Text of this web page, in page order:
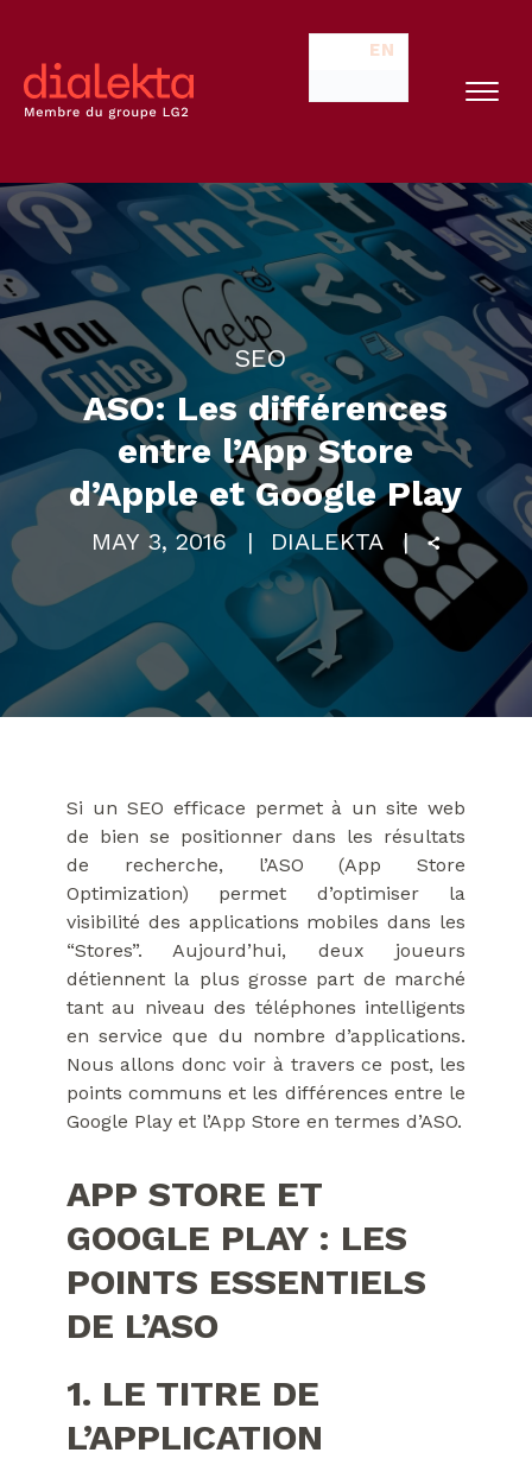
EN
SEO
ASO: Les différences
entre l’App Store
d’Apple et Google Play
MAY 3, 2016 DIALEKTA
Si un SEO efficace permet à un site web
de bien se positionner dans les résultats
de recherche, l’ASO (App Store
Optimization) permet d’optimiser la
visibilité des applications mobiles dans les
“Stores”. Aujourd’hui, deux joueurs
détiennent la plus grosse part de marché
tant au niveau des téléphones intelligents
en service que du nombre d’applications.
Nous allons donc voir à travers ce post, les
points communs et les différences entre le
Google Play et l’App Store en termes d’ASO.
APP STORE ET
GOOGLE PLAY : LES
POINTS ESSENTIELS
DE L’ASO
1. LE TITRE DE
L’APPLICATION